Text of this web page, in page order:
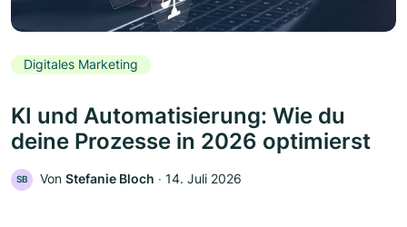
Digitales Marketing
KI und Automatisierung: Wie du
deine Prozesse in 2026 optimierst
SB Von Stefanie Bloch ‧ 14. Juli 2026